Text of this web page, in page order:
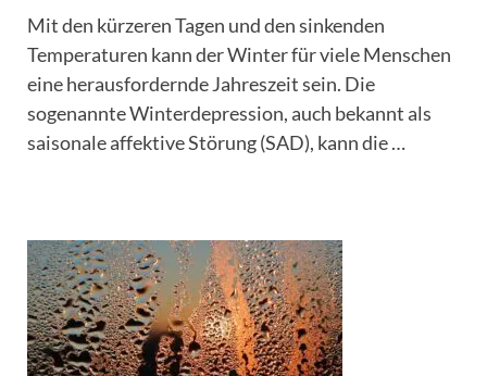
Mit den kürzeren Tagen und den sinkenden
Temperaturen kann der Winter für viele Menschen
eine herausfordernde Jahreszeit sein. Die
sogenannte Winterdepression, auch bekannt als
saisonale affektive Störung (SAD), kann die …